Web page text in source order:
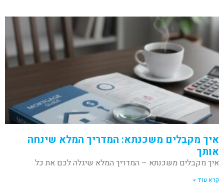
איך מקבלים משכנתא: המדריך המלא שינחה
אותך
איך מקבלים משכנתא – המדריך המלא שיגלה לכם את כל
קרא עוד »